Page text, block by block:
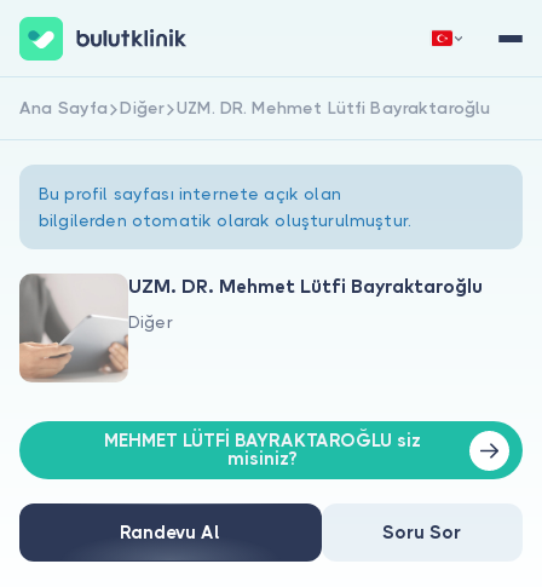
Hakkımızda
Doktorlar için
Doktor musunuz?
Hemen Kaydol Giriş Yap
Ana Sayfa Diğer UZM. DR. Mehmet Lütfi Bayraktaroğlu
Bu profil sayfası internete açık olan
bilgilerden otomatik olarak oluşturulmuştur.
UZM. DR. Mehmet Lütfi Bayraktaroğlu
Diğer
MEHMET LÜTFİ BAYRAKTAROĞLU siz
misiniz?
Randevu Al Soru Sor